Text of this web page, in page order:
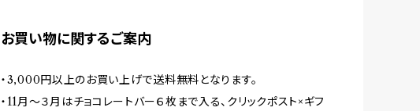
お買い物に関するご案内
・3,000円以上のお買い上げで送料無料となります。
・11月〜３月はチョコレートバー６枚まで入る、クリックポスト×ギフ